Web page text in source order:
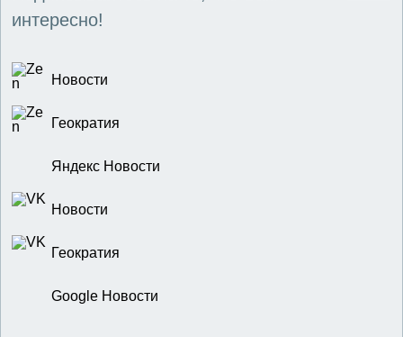
интересно!
Новости
Геократия
Яндекс Новости
Новости
Геократия
Google Новости